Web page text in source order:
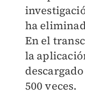
ha
En el
la
500 veces.